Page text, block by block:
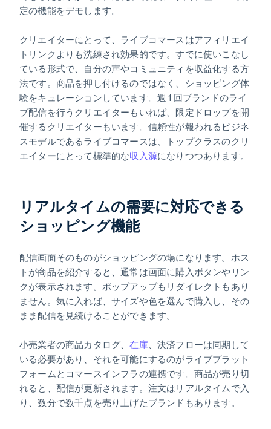
定の機能をデモします。
クリエイターにとって、ライブコマースはアフィリエイ
トリンクよりも洗練され効果的です。すでに使いこなし
ている形式で、自分の声やコミュニティを収益化する方
法です。商品を押し付けるのではなく、ショッピング体
験をキュレーションしています。週 1 回ブランドのライ
ブ配信を行うクリエイターもいれば、限定ドロップを開
催するクリエイターもいます。信頼性が報われるビジネ
スモデルであるライブコマースは、トップクラスのクリ
エイターにとって標準的な収入源になりつつあります。
リアルタイムの需要に対応できる
ショッピング機能
配信画面そのものがショッピングの場になります。ホス
トが商品を紹介すると、通常は画面に購入ボタンやリン
クが表示されます。ポップアップもリダイレクトもあり
ません。気に入れば、サイズや色を選んで購入し、その
まま配信を見続けることができます。
小売業者の商品カタログ、在庫、決済フローは同期して
いる必要があり、それを可能にするのがライブプラット
フォームとコマースインフラの連携です。商品が売り切
れると、配信が更新されます。注文はリアルタイムで入
り、数分で数千点を売り上げたブランドもあります。